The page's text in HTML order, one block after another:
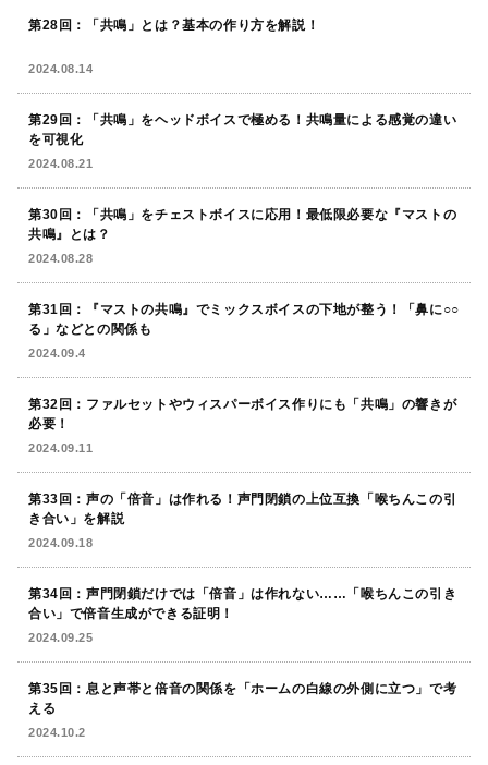
第28回：「共鳴」とは？基本の作り方を解説！
2024.08.14
第29回：「共鳴」をヘッドボイスで極める！共鳴量による感覚の違い
を可視化
2024.08.21
第30回：「共鳴」をチェストボイスに応用！最低限必要な『マストの
共鳴』とは？
2024.08.28
第31回：『マストの共鳴』でミックスボイスの下地が整う！「鼻に○○
る」などとの関係も
2024.09.4
第32回：ファルセットやウィスパーボイス作りにも「共鳴」の響きが
必要！
2024.09.11
第33回：声の「倍音」は作れる！声門閉鎖の上位互換「喉ちんこの引
き合い」を解説
2024.09.18
第34回：声門閉鎖だけでは「倍音」は作れない……「喉ちんこの引き
合い」で倍音生成ができる証明！
2024.09.25
第35回：息と声帯と倍音の関係を「ホームの白線の外側に立つ」で考
える
2024.10.2